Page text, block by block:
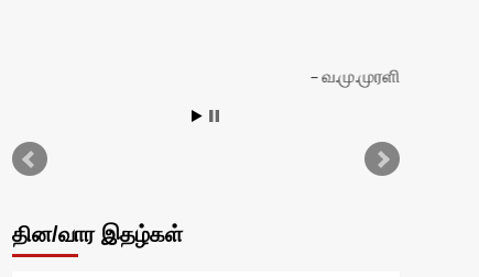
வ.மு.முரளி
தின/வார இதழ்கள்